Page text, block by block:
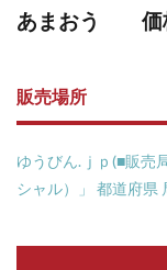
あまおう 価
販売場所
ゆうびん.ｊｐ(■販売
シャル）」 都道府県